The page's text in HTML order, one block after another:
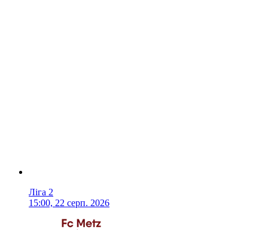
Ліга 2
15:00, 22 серп. 2026